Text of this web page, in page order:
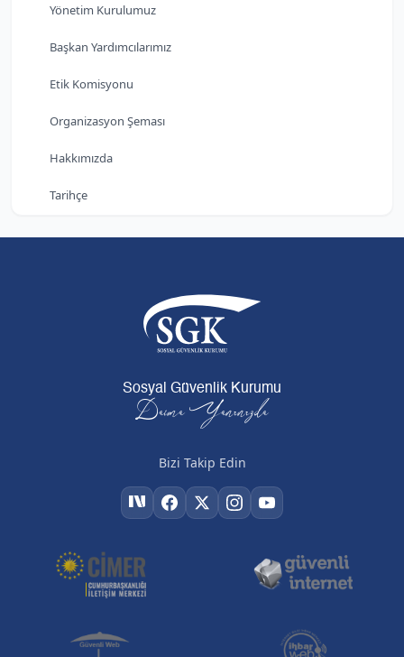
Yönetim Kurulumuz
Başkan Yardımcılarımız
Etik Komisyonu
Organizasyon Şeması
Hakkımızda
Tarihçe
Sosyal Güvenlik Kurumu
Daima Yanınızda
Bizi Takip Edin